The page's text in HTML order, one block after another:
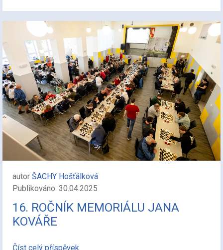
autor ŠACHY Hošťálková
Publikováno: 30.04.2025
16. ROČNÍK MEMORIÁLU JANA
KOVÁŘE
Číst celý příspěvek